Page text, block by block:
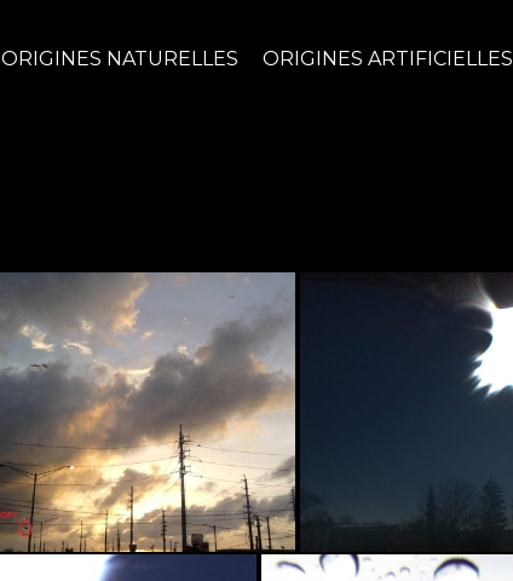
ORIGINES NATURELLES ORIGINES ARTIFICIELLES